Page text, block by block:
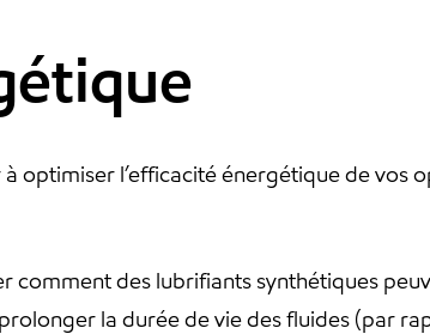
optimiser l’efficacité énergétique de vos
comment des lubrifiants synthétiques
la durée de vie des fluides (par